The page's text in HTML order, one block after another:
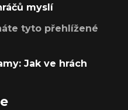
myslí
tyto přehlížené
Jak ve hrách